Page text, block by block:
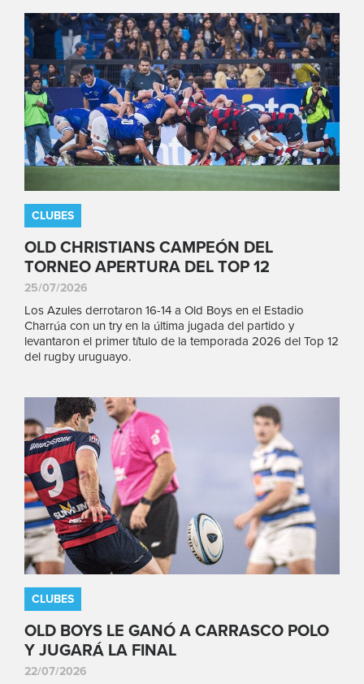
CLUBES
OLD CHRISTIANS CAMPEÓN DEL
TORNEO APERTURA DEL TOP 12
25/07/2026
Los Azules derrotaron 16-14 a Old Boys en el Estadio
Charrúa con un try en la última jugada del partido y
levantaron el primer título de la temporada 2026 del Top 12
del rugby uruguayo.
CLUBES
OLD BOYS LE GANÓ A CARRASCO POLO
Y JUGARÁ LA FINAL
22/07/2026